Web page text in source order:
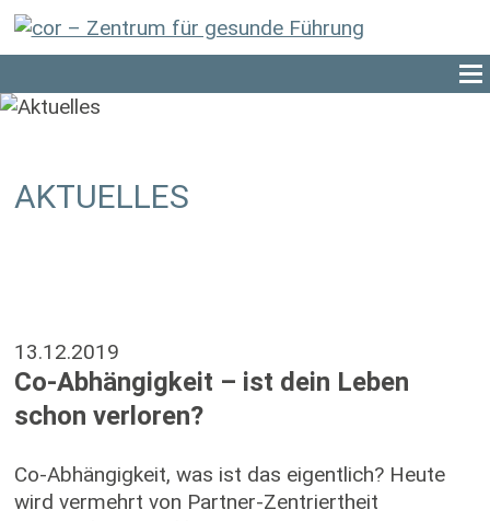
AKTUELLES
13.12.2019
Co-Abhängigkeit – ist dein Leben
schon verloren?
Co-Abhängigkeit, was ist das eigentlich? Heute
wird vermehrt von Partner-Zentriertheit